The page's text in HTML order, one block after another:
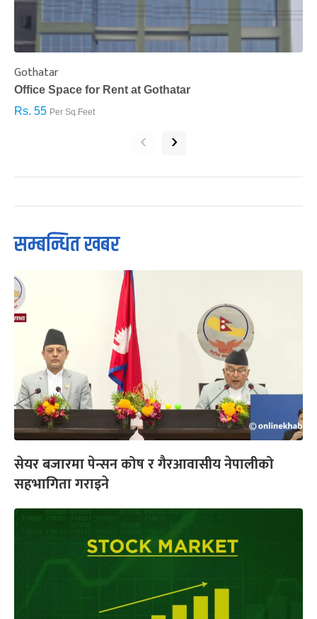
Gothatar
Office Space for Rent at Gothatar
Rs. 55 Per Sq.Feet
‹ ›
सम्बन्धित खबर
सेयर बजारमा पेन्सन कोष र गैरआवासीय नेपालीको
सहभागिता गराइने